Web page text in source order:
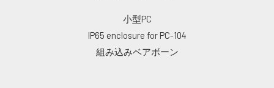
小型PC
IP65 enclosure for PC-104
組み込みベアボーン